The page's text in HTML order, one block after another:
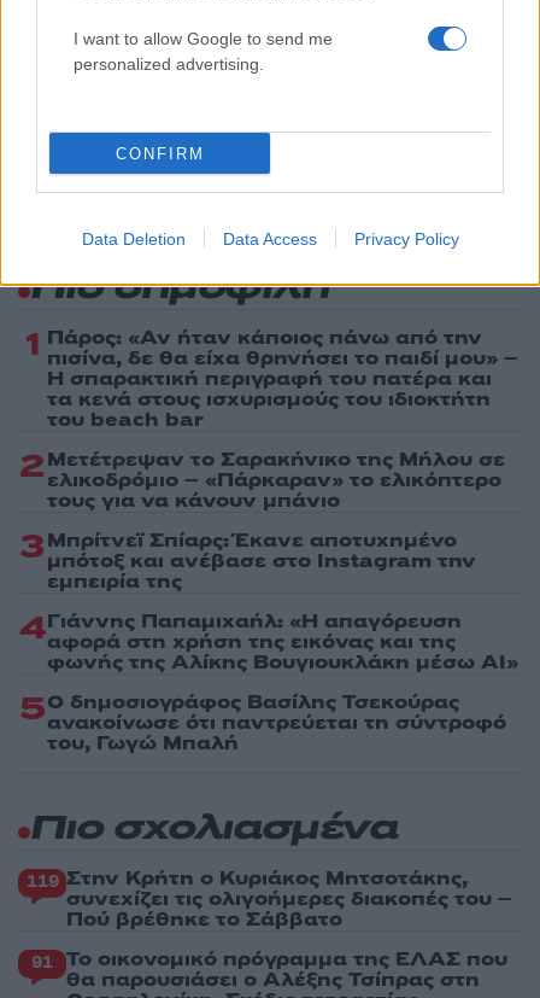
I want to allow Google to send me
personalized advertising.
CONFIRM
Data Deletion Data Access Privacy Policy
τελευταία νέατης ημέρας
Πιο δημοφιλή
1 Πάρος: «Αν ήταν κάποιος πάνω από την
πισίνα, δε θα είχα θρηνήσει το παιδί μου» –
Η σπαρακτική περιγραφή του πατέρα και
τα κενά στους ισχυρισμούς του ιδιοκτήτη
του beach bar
2Μετέτρεψαν το Σαρακήνικο της Μήλου σε
ελικοδρόμιο – «Πάρκαραν» το ελικόπτερο
τους για να κάνουν μπάνιο
3Μπρίτνεϊ Σπίαρς: Έκανε αποτυχημένο
μπότοξ και ανέβασε στο Instagram την
εμπειρία της
4Γιάννης Παπαμιχαήλ: «Η απαγόρευση
αφορά στη χρήση της εικόνας και της
φωνής της Αλίκης Βουγιουκλάκη μέσω AI»
5Ο δημοσιογράφος Βασίλης Τσεκούρας
ανακοίνωσε ότι παντρεύεται τη σύντροφό
του, Γωγώ Μπαλή
Πιο σχολιασμένα
119 Στην Κρήτη ο Κυριάκος Μητσοτάκης,
συνεχίζει τις ολιγοήμερες διακοπές του –
Πού βρέθηκε το Σάββατο
91 Το οικονομικό πρόγραμμα της ΕΛΑΣ που
θα παρουσιάσει ο Αλέξης Τσίπρας στη